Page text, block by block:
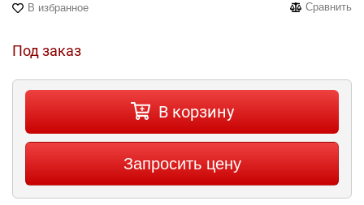
В избранное Сравнить
Под заказ
В корзину
Запросить цену